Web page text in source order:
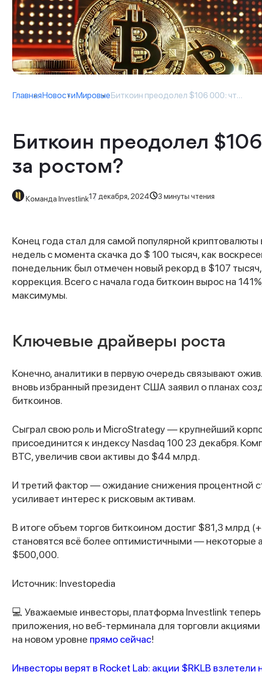
ГлавнаяНовостиМировыеБиткоин преодолел $106 000: чт...
Биткоин преодолел
за ростом?
Команда Investlink17 декабря, 2024 3 минуты чтения
Конец года стал для самой популярной
недель с момента скачка до $ 100 тысяч, как
понедельник был отмечен новый рекорд в $107
коррекция. Всего с начала года биткоин вырос на
максимумы.
Ключевые драйверы роста
Конечно, аналитики в первую очередь связывают
вновь избранный президент США заявил о планах
биткоинов.
Сыграл свою роль и MicroStrategy — крупнейший
присоединится к индексу Nasdaq 100 23 декабря.
BTC, увеличив свои активы до $44 млрд.
И третий фактор — ожидание снижения процентной
усиливает интерес к рисковым активам.
В итоге объем торгов биткоином достиг $81,3 млрд
становятся всё более оптимистичными — некоторые
$500,000.
Источник: Investopedia
💻 Уважаемые инвесторы, платформа Investlink
приложения, но веб-терминала для торговли
на новом уровне прямо сейчас!
Инвесторы верят в Rocket Lab: акции $RKLB взлетели